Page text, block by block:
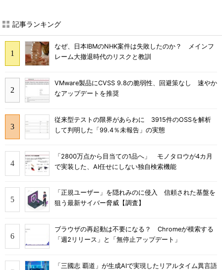
記事ランキング
なぜ、日本IBMのNHK案件は失敗したのか？ メインフ
レーム大撤退時代のリスクと教訓
VMware製品にCVSS 9.8の脆弱性、回避策なし 速やか
なアップデートを推奨
従来型テストの限界があらわに 3915件のOSSを解析
して判明した「99.4％未報告」の実態
「2800万点から目当ての1品へ」 モノタロウが4カ月
で実装した、AI任せにしない独自検索機能
「正規ユーザー」を隠れみのに侵入 信頼された基盤を
狙う最新サイバー脅威【調査】
ブラウザの再起動は不要になる？ Chromeが模索する
「週2リリース」と「無停止アップデート」
「三國志 覇道」が生成AIで実現したリアルタイム異言語